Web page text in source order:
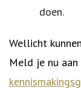
doen.
Wellicht
Meld je nu